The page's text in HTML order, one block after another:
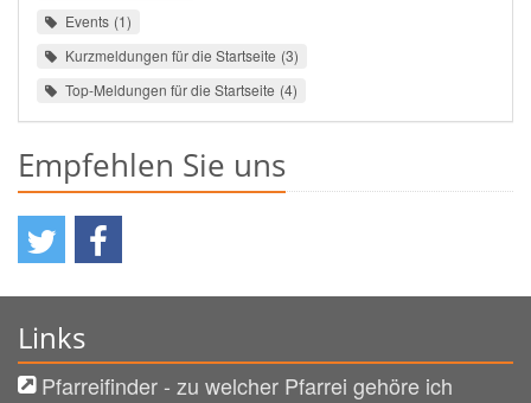
Events 1
Kurzmeldungen für die Startseite 3
Top-Meldungen für die Startseite 4
Empfehlen Sie uns
Links
Pfarreifinder - zu welcher Pfarrei gehöre ich